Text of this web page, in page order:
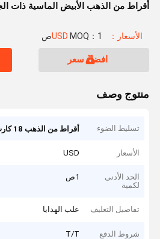
أقراط من الذهب الأبيض الماسية ذات
الأسعار：USD MOQ：1ص
افضل سعر
منتوج وصف
تسليط الضوء أقراط من الذهب 18 كارت
الأسعار USD
الحد الأدنى
لكمية
1ص
تفاصيل التغليف علب الهدايا
شروط الدفع T/T